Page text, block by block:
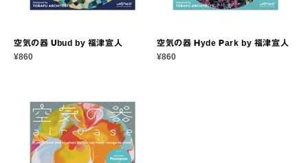
空気の器 Ubud by 福津宣人
セール価格
¥860
空気の器 Hyde Park by 福津宣人
セール価格
¥860